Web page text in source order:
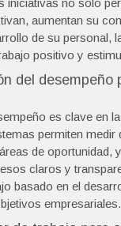
no solo
aumentan su
de su personal,
positivo y
del
es clave en
permiten medir
de oportunidad,
claros y
basado en el
empresariales.